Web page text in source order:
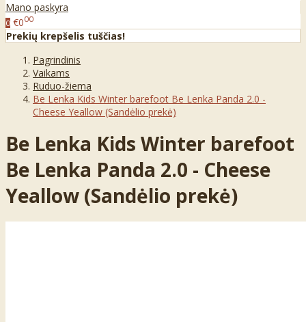
Mano paskyra
0 €000
Prekių krepšelis tuščias!
Pagrindinis
Vaikams
Ruduo-žiema
Be Lenka Kids Winter barefoot Be Lenka Panda 2.0 -
Cheese Yeallow (Sandėlio prekė)
Be Lenka Kids Winter barefoot
Be Lenka Panda 2.0 - Cheese
Yeallow (Sandėlio prekė)